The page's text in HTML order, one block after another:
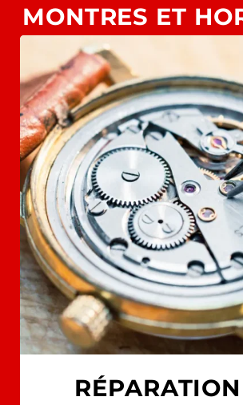
MONTRES ET